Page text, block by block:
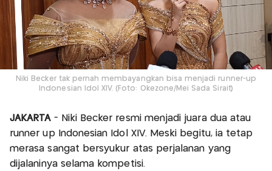
Niki Becker tak pernah membayangkan bisa menjadi runner-up
Indonesian Idol XIV. (Foto: Okezone/Mei Sada Sirait)
JAKARTA - Niki Becker resmi menjadi juara dua atau
runner up Indonesian Idol XIV. Meski begitu, ia tetap
merasa sangat bersyukur atas perjalanan yang
dijalaninya selama kompetisi.